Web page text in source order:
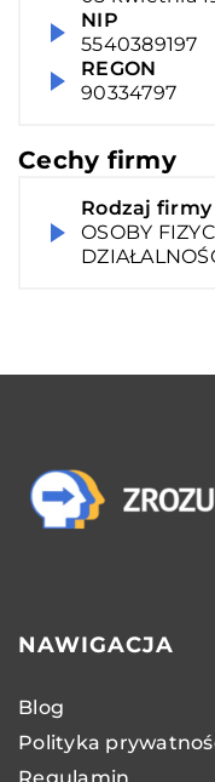
NIP
5540389197
REGON
90334797
Cechy firmy
Rodzaj firmy
OSOBY
NAWIGACJA
Blog
Polityka